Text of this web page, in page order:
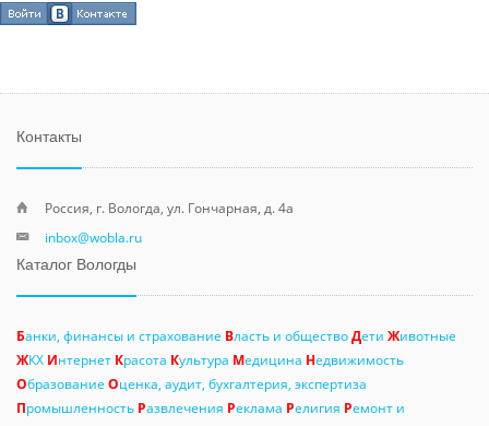
Контакты
Россия, г. Вологда, ул. Гончарная, д. 4а
inbox@wobla.ru
Каталог Вологды
Банки, финансы и страхование Власть и обществоДети Животные
ЖКХ Интернет Красота Культура Медицина Недвижимость
Образование Оценка, аудит, бухгалтерия, экспертиза
Промышленность Развлечения Реклама Религия Ремонт и